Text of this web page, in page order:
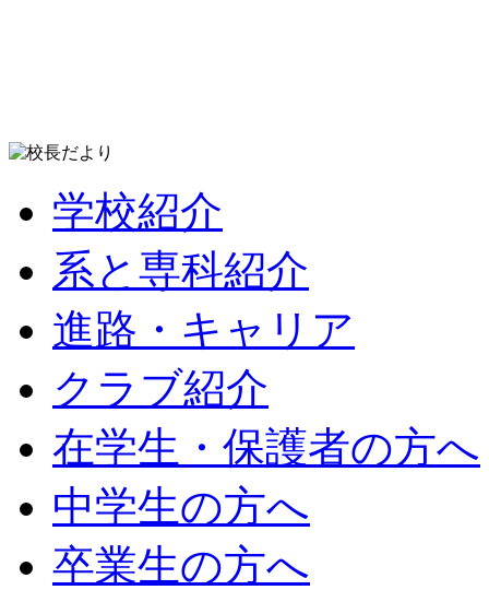
学校紹介
系と専科紹介
進路・キャリア
クラブ紹介
在学生・保護者の方へ
中学生の方へ
卒業生の方へ